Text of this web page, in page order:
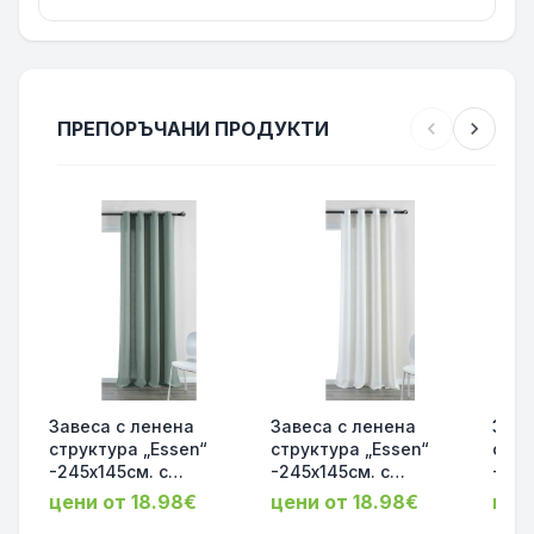
ПРЕПОРЪЧАНИ ПРОДУКТИ chevron_left chevron_right
Завеса с ленена
структура „Essen“
-245х145см. с
коланче, за тръбен
корниз, непрозрачна,
цени от 18.98€
Завеса с ленена
структура „Essen“
-245х145см. с
коланче, за тръбен
корниз, непрозрачна,
цени от 18.98€
-